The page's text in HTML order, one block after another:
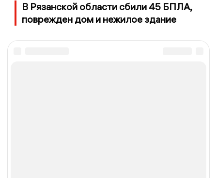
В Рязанской области сбили 45 БПЛА,
поврежден дом и нежилое здание